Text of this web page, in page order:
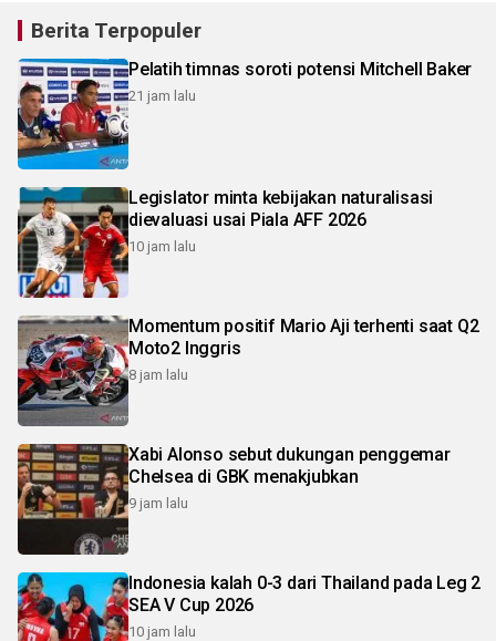
Berita Terpopuler
Pelatih timnas soroti potensi Mitchell Baker
21 jam lalu
Legislator minta kebijakan naturalisasi
dievaluasi usai Piala AFF 2026
10 jam lalu
Momentum positif Mario Aji terhenti saat Q2
Moto2 Inggris
8 jam lalu
Xabi Alonso sebut dukungan penggemar
Chelsea di GBK menakjubkan
9 jam lalu
Indonesia kalah 0-3 dari Thailand pada Leg 2
SEA V Cup 2026
10 jam lalu